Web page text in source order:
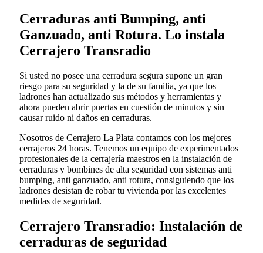
Cerraduras anti Bumping, anti
Ganzuado, anti Rotura. Lo instala
Cerrajero Transradio
Si usted no posee una cerradura segura supone un gran
riesgo para su seguridad y la de su familia, ya que los
ladrones han actualizado sus métodos y herramientas y
ahora pueden abrir puertas en cuestión de minutos y sin
causar ruido ni daños en cerraduras.
Nosotros de Cerrajero La Plata contamos con los mejores
cerrajeros 24 horas. Tenemos un equipo de experimentados
profesionales de la cerrajería maestros en la instalación de
cerraduras y bombines de alta seguridad con sistemas anti
bumping, anti ganzuado, anti rotura, consiguiendo que los
ladrones desistan de robar tu vivienda por las excelentes
medidas de seguridad.
Cerrajero Transradio: Instalación de
cerraduras de seguridad